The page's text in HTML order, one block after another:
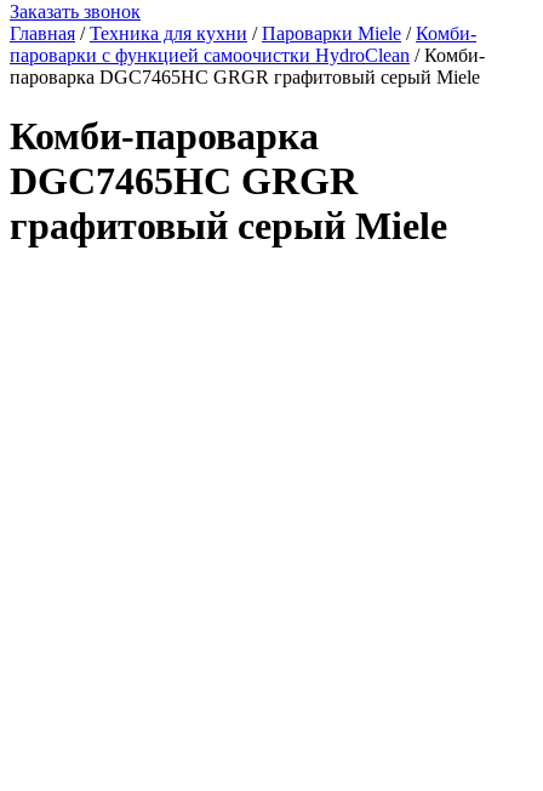
Заказать звонок
Главная /Техника для кухни /Пароварки Miele /Комби-
пароварки с функцией самоочистки HydroClean /Комби-
пароварка DGC7465HC GRGR графитовый серый Miele
Комби-пароварка
DGC7465HC GRGR
графитовый серый Miele